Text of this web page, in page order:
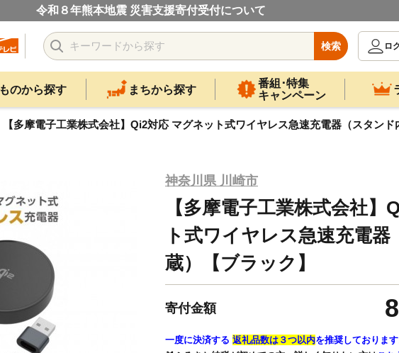
令和８年熊本地震 災害支援寄付受付について
検索
ロ
ものから探す まちから探す
番組･特集
キャンペーン
【多摩電子工業株式会社】Qi2対応 マグネット式ワイヤレス急速充電器（スタンド
神奈川県 川崎市
【多摩電子工業株式会社】
ト式ワイヤレス急速充電
蔵）【ブラック】
寄付金額
一度に決済する 返礼品数は３つ以内を推奨しております